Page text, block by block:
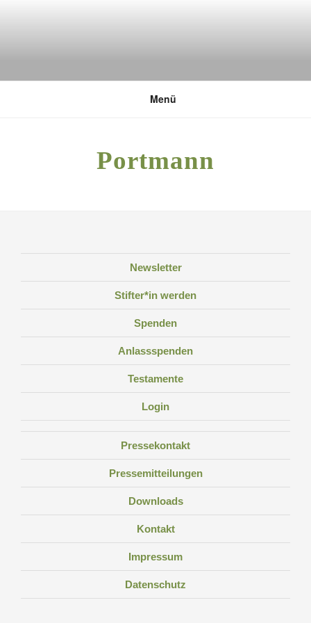
DEUTSCHE UMWELTSTIFTUNG
Menü
Portmann
Newsletter
Stifter*in werden
Spenden
Anlassspenden
Testamente
Login
Pressekontakt
Pressemitteilungen
Downloads
Kontakt
Impressum
Datenschutz